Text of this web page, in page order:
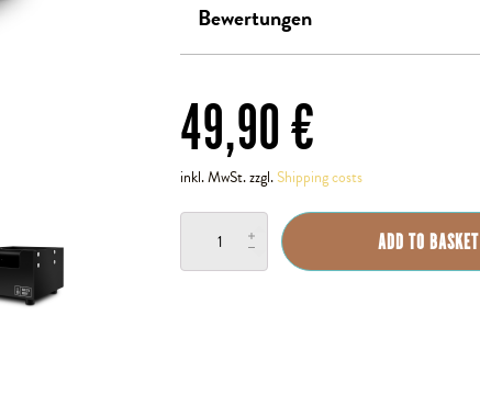
Bewertungen
49,90€
inkl. MwSt. zzgl.Shipping costs
Knockbox
quantity
ADD TO BASKET